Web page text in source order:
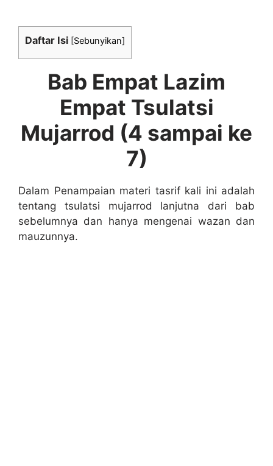
Daftar Isi [Sebunyikan]
Bab Empat Lazim
Empat Tsulatsi
Mujarrod (4 sampai ke
7)
Dalam Penampaian materi tasrif kali ini adalah
tentang tsulatsi mujarrod lanjutna dari bab
sebelumnya dan hanya mengenai wazan dan
mauzunnya.